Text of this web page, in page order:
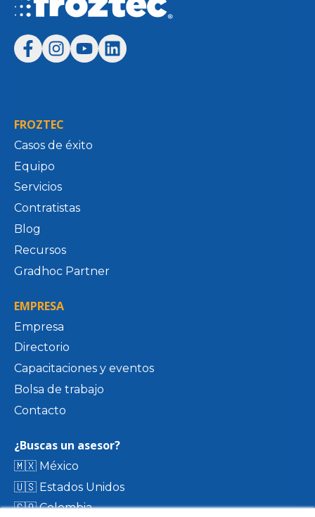
FROZTEC
Casos de éxito
Equipo
Servicios
Contratistas
Blog
Recursos
Gradhoc Partner
EMPRESA
Empresa
Directorio
Capacitaciones y eventos
Bolsa de trabajo
Contacto
¿Buscas un asesor?
🇲🇽 México
🇺🇸 Estados Unidos
🇨🇴 Colombia